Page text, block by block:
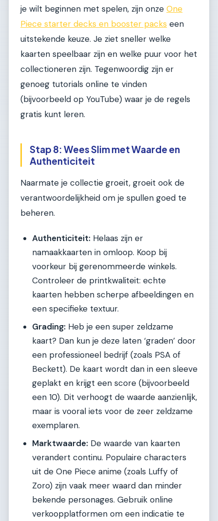
je wilt beginnen met spelen, zijn onze One
Piece starter decks en booster packs een
uitstekende keuze. Je ziet sneller welke
kaarten speelbaar zijn en welke puur voor het
collectioneren zijn. Tegenwoordig zijn er
genoeg tutorials online te vinden
(bijvoorbeeld op YouTube) waar je de regels
gratis kunt leren.
Stap 8: Wees Slim met Waarde en
Authenticiteit
Naarmate je collectie groeit, groeit ook de
verantwoordelijkheid om je spullen goed te
beheren.
Authenticiteit: Helaas zijn er
namaakkaarten in omloop. Koop bij
voorkeur bij gerenommeerde winkels.
Controleer de printkwaliteit: echte
kaarten hebben scherpe afbeeldingen en
een specifieke textuur.
Grading: Heb je een super zeldzame
kaart? Dan kun je deze laten ‘graden’ door
een professioneel bedrijf (zoals PSA of
Beckett). De kaart wordt dan in een sleeve
geplakt en krijgt een score (bijvoorbeeld
een 10). Dit verhoogt de waarde aanzienlijk,
maar is vooral iets voor de zeer zeldzame
exemplaren.
Marktwaarde: De waarde van kaarten
verandert continu. Populaire characters
uit de One Piece anime (zoals Luffy of
Zoro) zijn vaak meer waard dan minder
bekende personages. Gebruik online
verkoopplatformen om een indicatie te